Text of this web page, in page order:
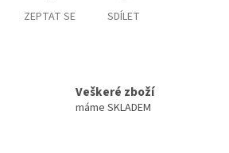
ZEPTAT SE SDÍLET
Veškeré zboží
máme SKLADEM